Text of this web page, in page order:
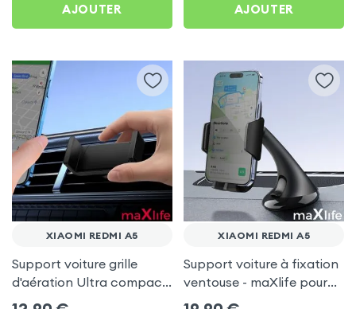
AJOUTER AJOUTER
XIAOMI REDMI A5
Support voiture grille
d'aération Ultra compact
pour Xiaomi Redmi A5
XIAOMI REDMI A5
Support voiture à fixation
ventouse - maXlife pour
Xiaomi Redmi A5